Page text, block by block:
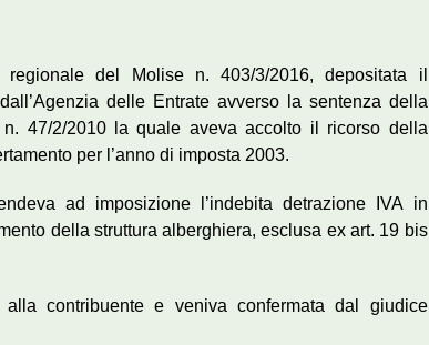
del Molise n. 403/3/2016, depositata il
delle Entrate avverso la sentenza della
47/2/2010 la quale aveva accolto il ricorso della
per l’anno di imposta 2003.
ad imposizione l’indebita detrazione IVA in
della struttura alberghiera, esclusa ex art. 19 bis
contribuente e veniva confermata dal giudice